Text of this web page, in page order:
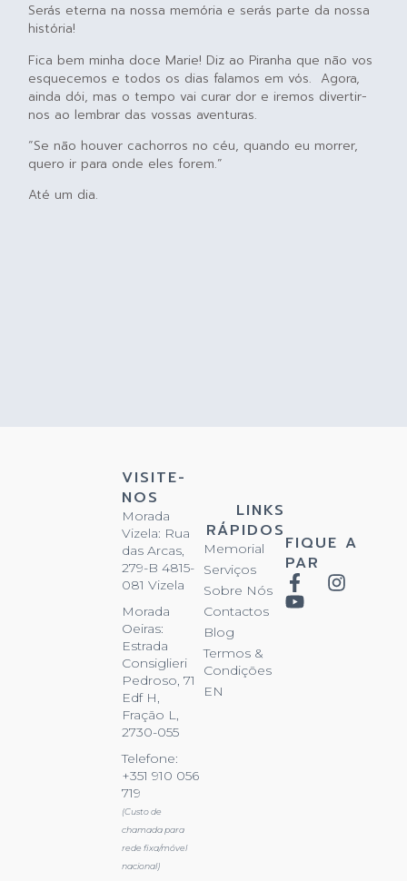
Serás eterna na nossa memória e serás parte da nossa
história!
Fica bem minha doce Marie! Diz ao Piranha que não vos
esquecemos e todos os dias falamos em vós. Agora,
ainda dói, mas o tempo vai curar dor e iremos divertir-
nos ao lembrar das vossas aventuras.
“Se não houver cachorros no céu, quando eu morrer,
quero ir para onde eles forem.”
Até um dia.
VISITE-
NOS
Morada
Vizela: Rua
das Arcas,
279-B 4815-
081 Vizela
Morada
Oeiras:
Estrada
Consiglieri
Pedroso, 71
Edf H,
Fração L,
2730-055
Telefone:
+351 910 056
719
(Custo de
chamada para
rede fixa/móvel
nacional)
LINKS
RÁPIDOS
Memorial
Serviços
Sobre Nós
Contactos
Blog
Termos &
Condições
EN
FIQUE A
PAR